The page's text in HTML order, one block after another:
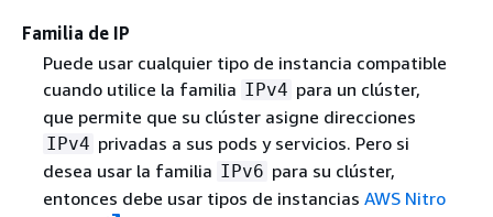
Familia de IP
Puede usar cualquier tipo de instancia compatible
cuando utilice la familia IPv4 para un clúster,
que permite que su clúster asigne direcciones
IPv4 privadas a sus pods y servicios. Pero si
desea usar la familia IPv6 para su clúster,
entonces debe usar tipos de instancias AWS Nitro